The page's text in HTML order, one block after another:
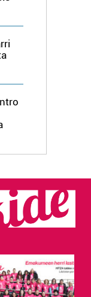
ken dezakezu
cookie-
eta
hori